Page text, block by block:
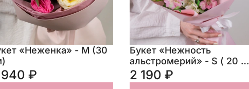
«Неженка» - М (30
₽
Букет «Нежность
альстромерий» - S ( 20 см
) 7 шт
2 190 ₽